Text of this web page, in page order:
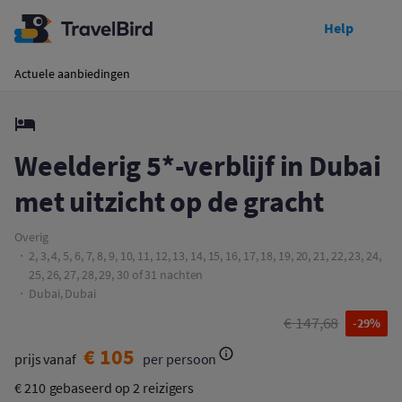
Help
Actuele aanbiedingen
Toon prijzen
Weelderig 5*-verblijf in Dubai
met uitzicht op de gracht
Overig
2, 3, 4, 5, 6, 7, 8, 9, 10, 11, 12, 13, 14, 15, 16, 17, 18, 19, 20, 21, 22, 23, 24,
25, 26, 27, 28, 29, 30 of 31 nachten
Dubai, Dubai
€ 147,68 -29%
prijs vanaf € 105 per persoon
€ 210 gebaseerd op 2 reizigers